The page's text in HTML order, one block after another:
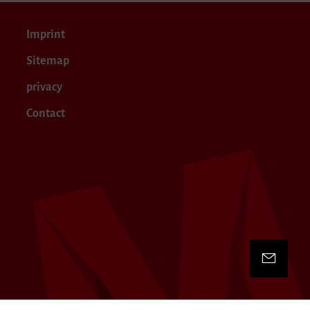
Contact
Imprint
Sitemap
privacy
Contact